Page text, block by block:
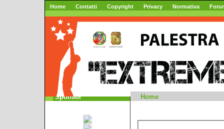
Home Contatti Copyright Privacy Normativa
Sponsor Home